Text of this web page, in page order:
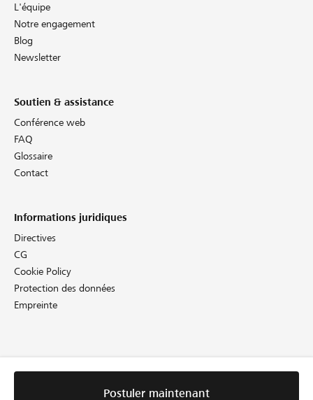
Postuler maintenant
L'équipe
Notre engagement
Blog
Newsletter
Soutien & assistance
Conférence web
FAQ
Glossaire
Contact
Informations juridiques
Directives
CG
Cookie Policy
Protection des données
Empreinte